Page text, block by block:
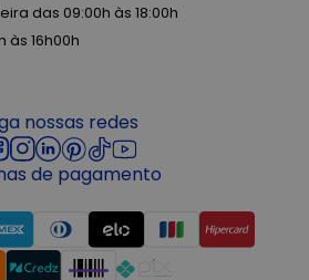
das 09:00h às 18:00h
às 16h00h
nossas redes
de pagamento